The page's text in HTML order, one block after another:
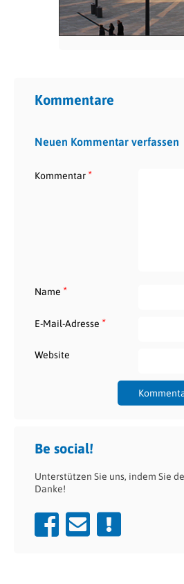
Kommentare
Neuen Kommentar verfassen
Kommentar*
Name *
E-Mail-Adresse *
Website
Be social!
Unterstützen Sie uns, indem Sie
Danke!